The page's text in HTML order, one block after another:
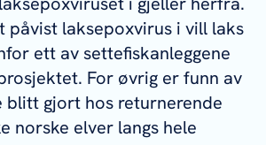
påvist laksepoxvirus i vill laks
ett av settefiskanleggene
For øvrig er funn av
blitt gjort hos returnerende
norske elver langs hele